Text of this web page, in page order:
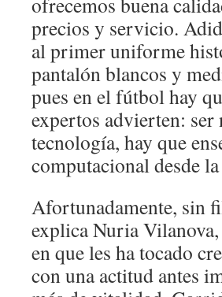
precios y servicio.
al primer uniforme
pantalón blancos y
pues en el fútbol hay
expertos advierten:
tecnología, hay que
computacional desde
Afortunadamente, sin
explica Nuria
en que les ha tocado
con una actitud antes